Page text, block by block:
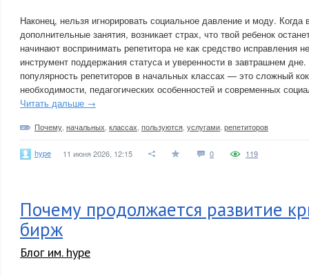
Наконец, нельзя игнорировать социальное давление и моду. Когда
дополнительные занятия, возникает страх, что твой ребенок
начинают воспринимать репетитора не как средство исправления
инструмент поддержания статуса и уверенности в завтрашнем
популярность репетиторов в начальных классах — это сложный
необходимости, педагогических особенностей и современных
Читать дальше →
Почему начальных классах пользуются услугами репетиторов
hype 11 июня 2026, 12:15 0 119
Почему продолжается развитие
бирж
Блог им. hype